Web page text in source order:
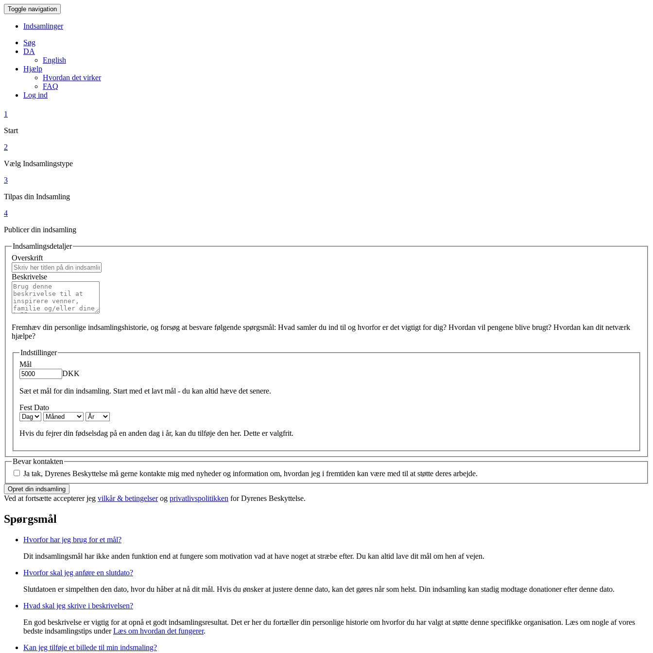
Toggle navigation
Indsamlinger
Søg
DA
English
Hjælp
Hvordan det virker
FAQ
Log ind
1
Start
2
Vælg Indsamlingstype
3
Tilpas din Indsamling
4
Publicer din indsamling
Indsamlingsdetaljer
Overskrift
Beskrivelse
Fremhæv din personlige indsamlingshistorie, og forsøg at besvare følgende spørgsmål: Hvad samler du ind til og hvorfor er det vigtigt for dig? Hvordan vil pengene blive brugt? Hvordan kan dit netværk
hjælpe?
Indstillinger
Mål
DKK
Sæt et mål for din indsamling. Start med et lavt mål - du kan altid hæve det senere.
Fest Dato
Hvis du fejrer din fødselsdag på en anden dag i år, kan du tilføje den her. Dette er valgfrit.
Bevar kontakten
Ja tak, Dyrenes Beskyttelse må gerne kontakte mig med nyheder og information om, hvordan jeg i fremtiden kan være med til at støtte deres arbejde.
Opret din indsamling
Ved at fortsætte accepterer jeg vilkår & betingelserog privatlivspolitikken for Dyrenes Beskyttelse.
Spørgsmål
Hvorfor har jeg brug for et mål?
Dit indsamlingsmål har ikke anden funktion end at fungere som motivation vad at have noget at stræbe efter. Du kan altid lave dit mål om hen af vejen.
Hvorfor skal jeg anføre en slutdato?
Slutdatoen er simpelthen den dato, hvor du håber at nå dit mål. Hvis du ønsker at justere denne dato, kan det gøres når som helst. Din indsamling kan stadig modtage donationer efter denne dato.
Hvad skal jeg skrive i beskrivelsen?
En god beskrivelse er vigtig for at opnå et godt indsamlingsresultat. Det er her du fortæller din personlige historie om hvorfor du har valgt at støtte denne specifikke organisation. Læs om nogle af vores
bedste indsamlingstips underLæs om hvordan det fungerer.
Kan jeg tilføje et billede til min indsmaling?